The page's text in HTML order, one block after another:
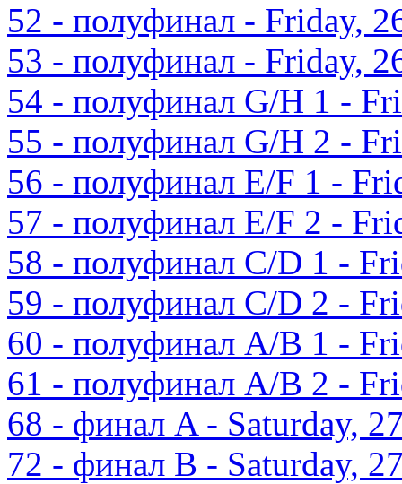
52 - полуфинал - Friday,
53 - полуфинал - Friday,
54 - полуфинал G/H 1 -
55 - полуфинал G/H 2 -
56 - полуфинал E/F 1 -
57 - полуфинал E/F 2 -
58 - полуфинал C/D 1 -
59 - полуфинал C/D 2 -
60 - полуфинал A/B 1 -
61 - полуфинал A/B 2 -
68 - финал A - Saturday,
72 - финал B - Saturday,